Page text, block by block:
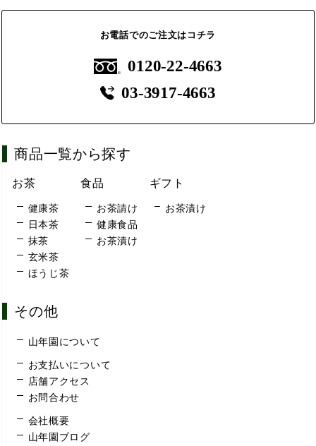
お電話でのご注文はコチラ
0120-22-4663
03-3917-4663
商品一覧から探す
お茶
健康茶
日本茶
抹茶
玄米茶
ほうじ茶
食品
お茶請け
健康食品
お茶漬け
ギフト
お茶漬け
その他
山年園について
お支払いについて
店舗アクセス
お問合わせ
会社概要
山年園ブログ